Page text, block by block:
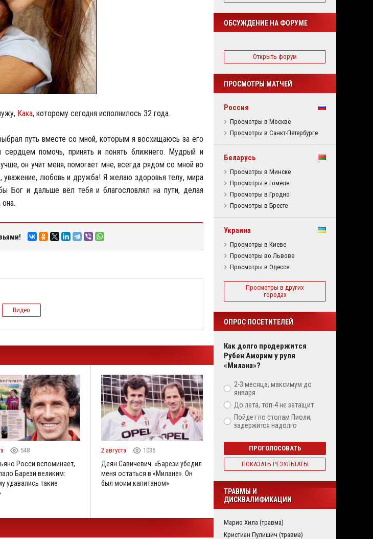
Кака, которому сегодня исполнилось 32 года.
путь вместе со мной, которым я восхищаюсь за его
сердцем помочь, принять и понять ближнего. Мудрый и
он учит меня, помогает мне, всегда рядом со мной во
уважение, любовь и дружба! Я желаю здоровья телу, мира
Бог и дальше вёл тебя и благословлял на пути, делая
Видео
548
Росси вспоминает,
Барези великим:
удавались такие
2 августа 1035
Деян Савичевич: «Барези убедил
меня остаться в «Милане». Он
был моим капитаном»
ОБСУЖДЕНИЕ НА ФОРУМЕ
Открыть форум
ПРОСМОТРЫ МАТЧЕЙ
Россия
Просмотры в Москве
Просмотры в Санкт-Петербурге
Беларусь
Просмотры в Минске
Просмотры в Гомеле
Просмотры в Гродно
Просмотры в Бресте
Украина
Просмотры в Киеве
Просмотры во Львове
Просмотры в Одессе
Просмотры в других
городах
ОПРОС ПОСЕТИТЕЛЕЙ
Как долго продержится
Рубен Аморим у руля
«Милана»?
2-3 месяца, максимум до
января
До лета, топ-4 не затащит
Пойдет по стопам Пиоли,
задержится надолго
ПРОГОЛОСОВАТЬ
ПОКАЗАТЬ РЕЗУЛЬТАТЫ
ТРАВМЫ И
ДИСКВАЛИФИКАЦИИ
Марио Хила (травма)
Кристиан Пулишич (травма)